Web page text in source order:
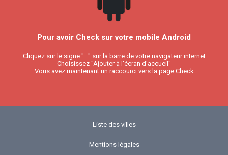
Pour avoir Check sur votre mobile Android
Cliquez sur le signe "..." sur la barre de votre navigateur internet
Choisissez "Ajouter à l'écran d'accueil"
Vous avez maintenant un raccourci vers la page Check
Liste des villes
Mentions légales